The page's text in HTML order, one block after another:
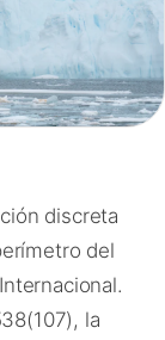
discreta
del
la